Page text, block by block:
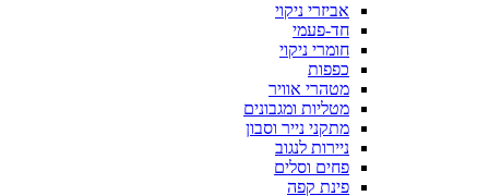
אביזרי ניקוי
חד-פעמי
חומרי ניקוי
כפפות
מטהרי אוויר
מטליות ומגבונים
מתקני נייר וסבון
ניירות לנגוב
פחים וסלים
פינת קפה